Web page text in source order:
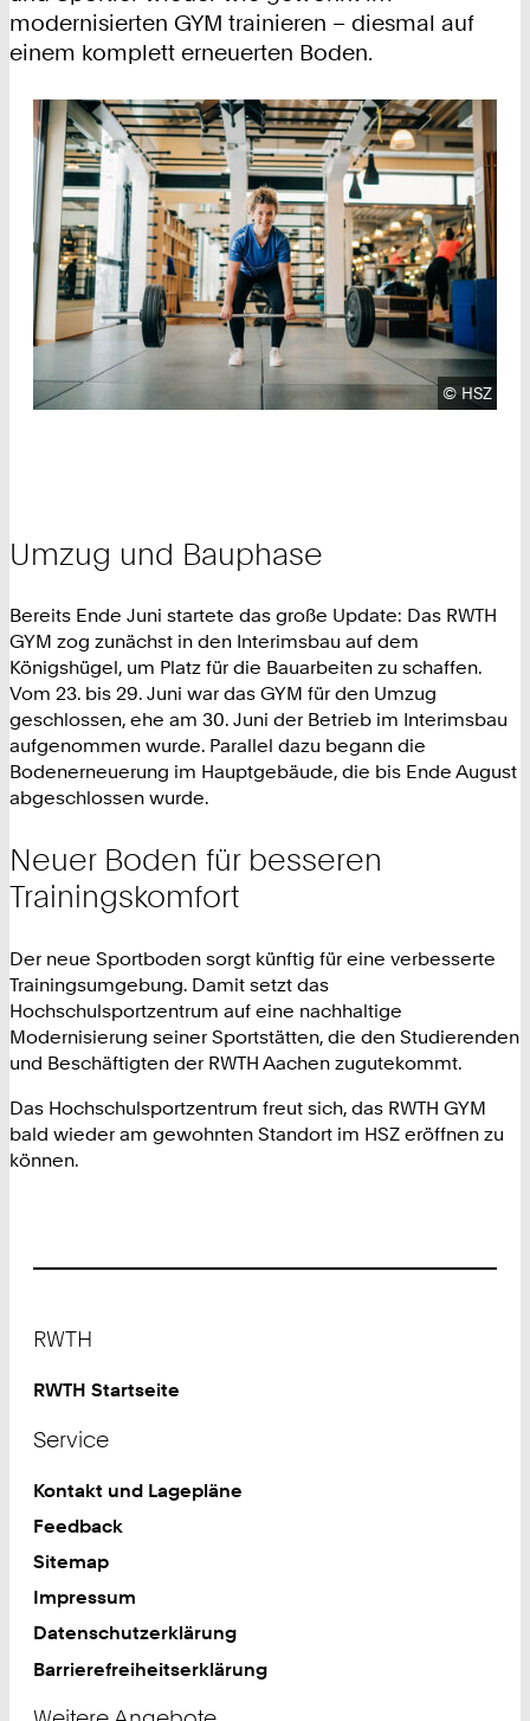
modernisierten GYM trainieren – diesmal auf
einem komplett erneuerten Boden.
©HSZ
Umzug und Bauphase
Bereits Ende Juni startete das große Update: Das RWTH
GYM zog zunächst in den Interimsbau auf dem
Königshügel, um Platz für die Bauarbeiten zu schaffen.
Vom 23. bis 29. Juni war das GYM für den Umzug
geschlossen, ehe am 30. Juni der Betrieb im Interimsbau
aufgenommen wurde. Parallel dazu begann die
Bodenerneuerung im Hauptgebäude, die bis Ende August
abgeschlossen wurde.
Neuer Boden für besseren
Trainingskomfort
Der neue Sportboden sorgt künftig für eine verbesserte
Trainingsumgebung. Damit setzt das
Hochschulsportzentrum auf eine nachhaltige
Modernisierung seiner Sportstätten, die den Studierenden
und Beschäftigten der RWTH Aachen zugutekommt.
Das Hochschulsportzentrum freut sich, das RWTH GYM
bald wieder am gewohnten Standort im HSZ eröffnen zu
können.
RWTH
RWTH Startseite
Service
Kontakt und Lagepläne
Feedback
Sitemap
Impressum
Datenschutzerklärung
Barrierefreiheitserklärung